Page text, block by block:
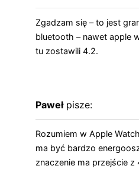
Zgadzam się – to jest
bluetooth – nawet apple
tu zostawili 4.2.
Paweł pisze:
Rozumiem w Apple
ma być bardzo
znaczenie ma przejście z